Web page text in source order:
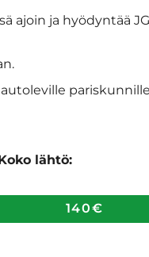
ajoin ja hyödyntää
lähtö:
140€